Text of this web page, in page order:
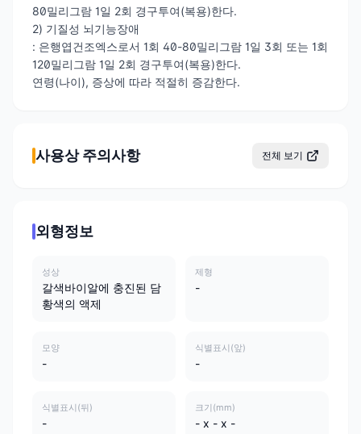
80밀리그람 1일 2회 경구투여(복용)한다.
2) 기질성 뇌기능장애
: 은행엽건조엑스로서 1회 40-80밀리그람 1일 3회 또는 1회
120밀리그람 1일 2회 경구투여(복용)한다.
연령(나이), 증상에 따라 적절히 증감한다.
사용상 주의사항 전체 보기
외형정보
성상
갈색바이알에 충진된 담
황색의 액제
제형
-
모양
-
식별표시(앞)
-
식별표시(뒤)
-
크기(mm)
- x - x -